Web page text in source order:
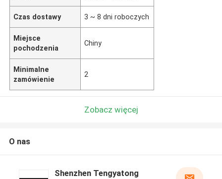
Czas dostawy 3 ~ 8 dni roboczych
Miejsce
pochodzenia
Chiny
Minimalne
zamówienie
2
Zobacz więcej
O nas
Shenzhen Tengyatong